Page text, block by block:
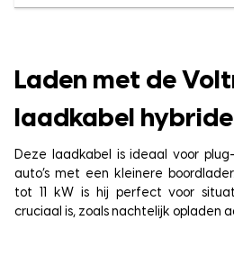
Laden met de
laadkabel
Deze laadkabel is ideaal voor
auto’s met een kleinere
tot 11 kW is hij perfect voor
cruciaal is, zoals nachtelijk opladen